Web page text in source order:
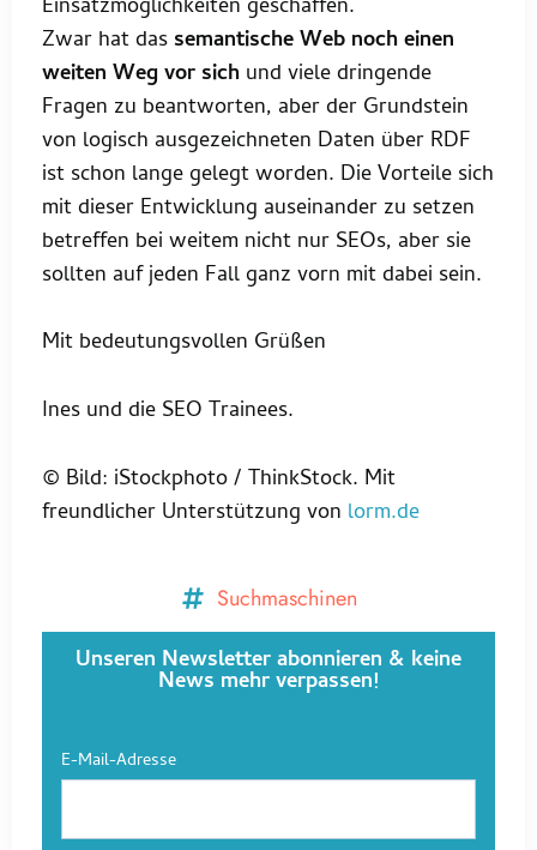
Einsatzmöglichkeiten geschaffen.
Zwar hat das semantische Web noch einen
weiten Weg vor sich und viele dringende
Fragen zu beantworten, aber der Grundstein
von logisch ausgezeichneten Daten über RDF
ist schon lange gelegt worden. Die Vorteile sich
mit dieser Entwicklung auseinander zu setzen
betreffen bei weitem nicht nur SEOs, aber sie
sollten auf jeden Fall ganz vorn mit dabei sein.
Mit bedeutungsvollen Grüßen
Ines und die SEO Trainees.
© Bild: iStockphoto / ThinkStock. Mit
freundlicher Unterstützung von lorm.de
Suchmaschinen
Unseren Newsletter abonnieren & keine
News mehr verpassen!
E-Mail-Adresse